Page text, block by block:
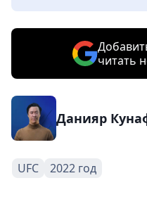
читать
Данияр
UFC 2022 год